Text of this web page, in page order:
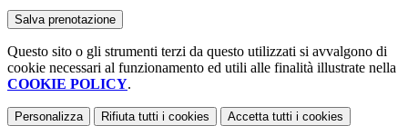
Questo sito o gli strumenti terzi da questo utilizzati si avvalgono di
cookie necessari al funzionamento ed utili alle finalità illustrate nella
COOKIE POLICY.
Personalizza Rifiuta tutti i cookies Accetta tutti i cookies